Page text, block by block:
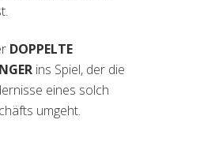
DOPPELTE
ins Spiel, der die
eines solch
umgeht.